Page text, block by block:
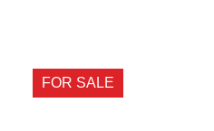
FOR SALE